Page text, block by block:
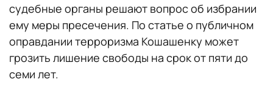
судебные органы решают вопрос об избрании
ему меры пресечения. По статье о публичном
оправдании терроризма Кошашенку может
грозить лишение свободы на срок от пяти до
семи лет.